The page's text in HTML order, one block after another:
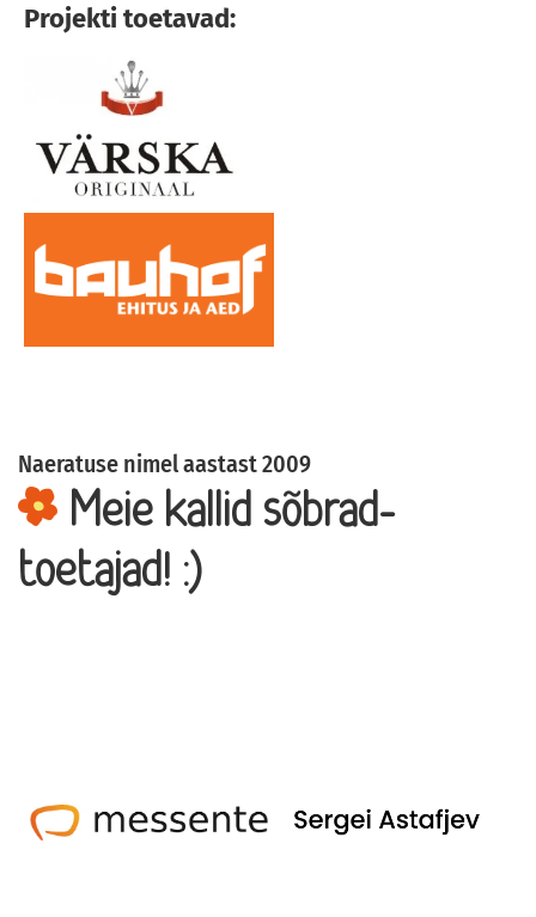
Projekti toetavad:
Naeratuse nimel aastast 2009
Meie kallid sõbrad-
toetajad! :)